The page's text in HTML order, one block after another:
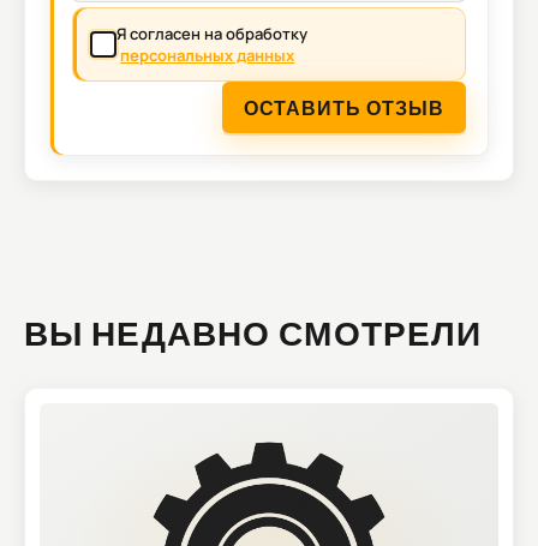
Я согласен на обработку
персональных данных
ОСТАВИТЬ ОТЗЫВ
ВЫ НЕДАВНО СМОТРЕЛИ